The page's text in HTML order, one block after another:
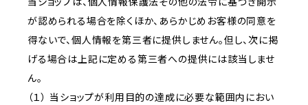
が認められる場合を除くほか、あらかじめお客様の同意を
得ないで、個人情報を第三者に提供しません。但し、次に掲
げる場合は上記に定める第三者への提供には該当しませ
ん。
（１） 当ショップが利用目的の達成に必要な範囲内におい